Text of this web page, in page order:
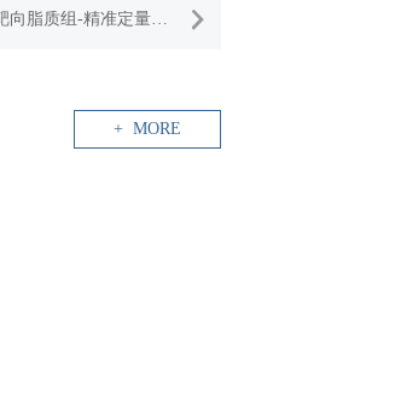
向脂质组-精准定量上
+ MORE